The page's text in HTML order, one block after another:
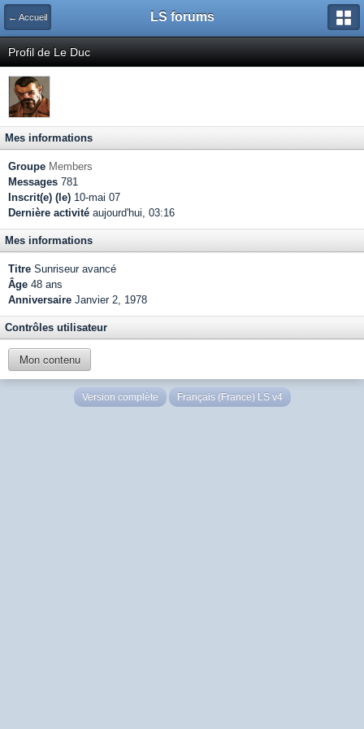
← Accueil LS forums
Profil de Le Duc
Mes informations
Groupe Members
Messages 781
Inscrit(e) (le) 10-mai 07
Dernière activité aujourd'hui, 03:16
Mes informations
Titre Sunriseur avancé
Âge 48 ans
Anniversaire Janvier 2, 1978
Contrôles utilisateur
Mon contenu
Version complète Français (France) LS v4